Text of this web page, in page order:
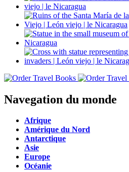
Navegation du monde
Afrique
Amérique du Nord
Antarctique
Asie
Europe
Océanie